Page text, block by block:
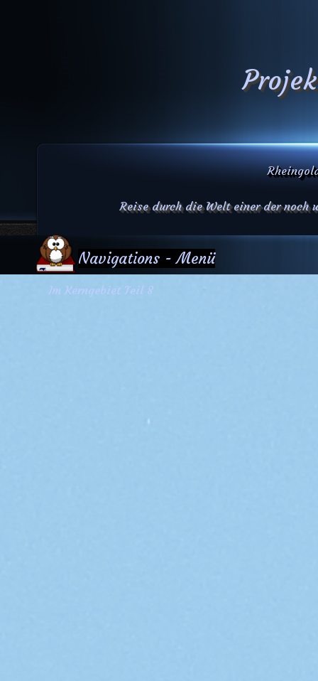
Reise durch die Welt einer der noch
Navigations - Menü
Im Kerngebiet Teil 8